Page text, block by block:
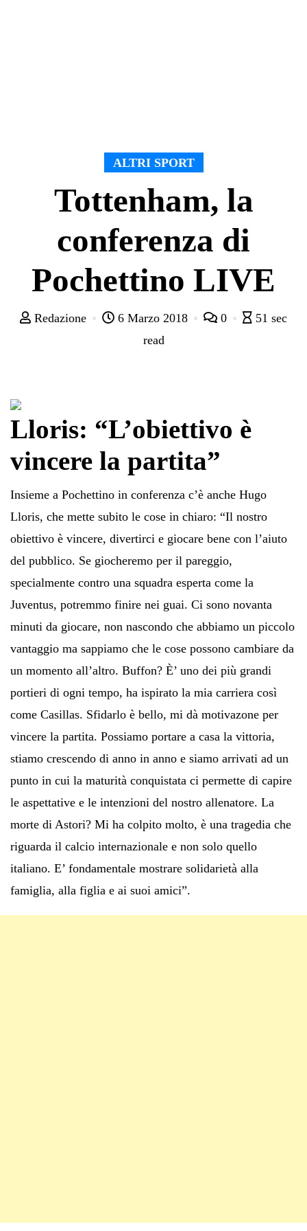
ALTRI SPORT
Tottenham, la
conferenza di
Pochettino LIVE
Redazione 6 Marzo 2018 0
51 sec
read
Lloris: “L’obiettivo è
vincere la partita”
Insieme a Pochettino in conferenza c’è anche Hugo
Lloris, che mette subito le cose in chiaro: “Il nostro
obiettivo è vincere, divertirci e giocare bene con l’aiuto
del pubblico. Se giocheremo per il pareggio,
specialmente contro una squadra esperta come la
Juventus, potremmo finire nei guai. Ci sono novanta
minuti da giocare, non nascondo che abbiamo un piccolo
vantaggio ma sappiamo che le cose possono cambiare da
un momento all’altro. Buffon? È’ uno dei più grandi
portieri di ogni tempo, ha ispirato la mia carriera così
come Casillas. Sfidarlo è bello, mi dà motivazone per
vincere la partita. Possiamo portare a casa la vittoria,
stiamo crescendo di anno in anno e siamo arrivati ad un
punto in cui la maturità conquistata ci permette di capire
le aspettative e le intenzioni del nostro allenatore. La
morte di Astori? Mi ha colpito molto, è una tragedia che
riguarda il calcio internazionale e non solo quello
italiano. E’ fondamentale mostrare solidarietà alla
famiglia, alla figlia e ai suoi amici”.